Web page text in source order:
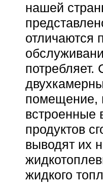
нашей
отличаются
помещение,
встроенные
продуктов
выводят их
жидкого